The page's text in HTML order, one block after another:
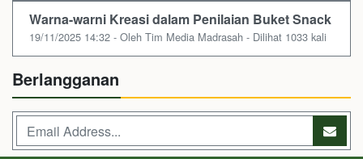
Warna-warni Kreasi dalam Penilaian Buket Snack
19/11/2025 14:32 - Oleh Tim Media Madrasah - Dilihat 1033 kali
Berlangganan